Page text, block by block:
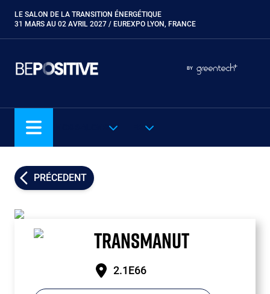
contenu
Paragraphes
LE SALON DE LA TRANSITION ÉNERGÉTIQUE
31 MARS AU 02 AVRIL 2027 / EUREXPO LYON, FRANCE
Paragraphes Paragraphes
BY
Piscine Global
PRÉCEDENT
TRANSMANUT
2.1E66